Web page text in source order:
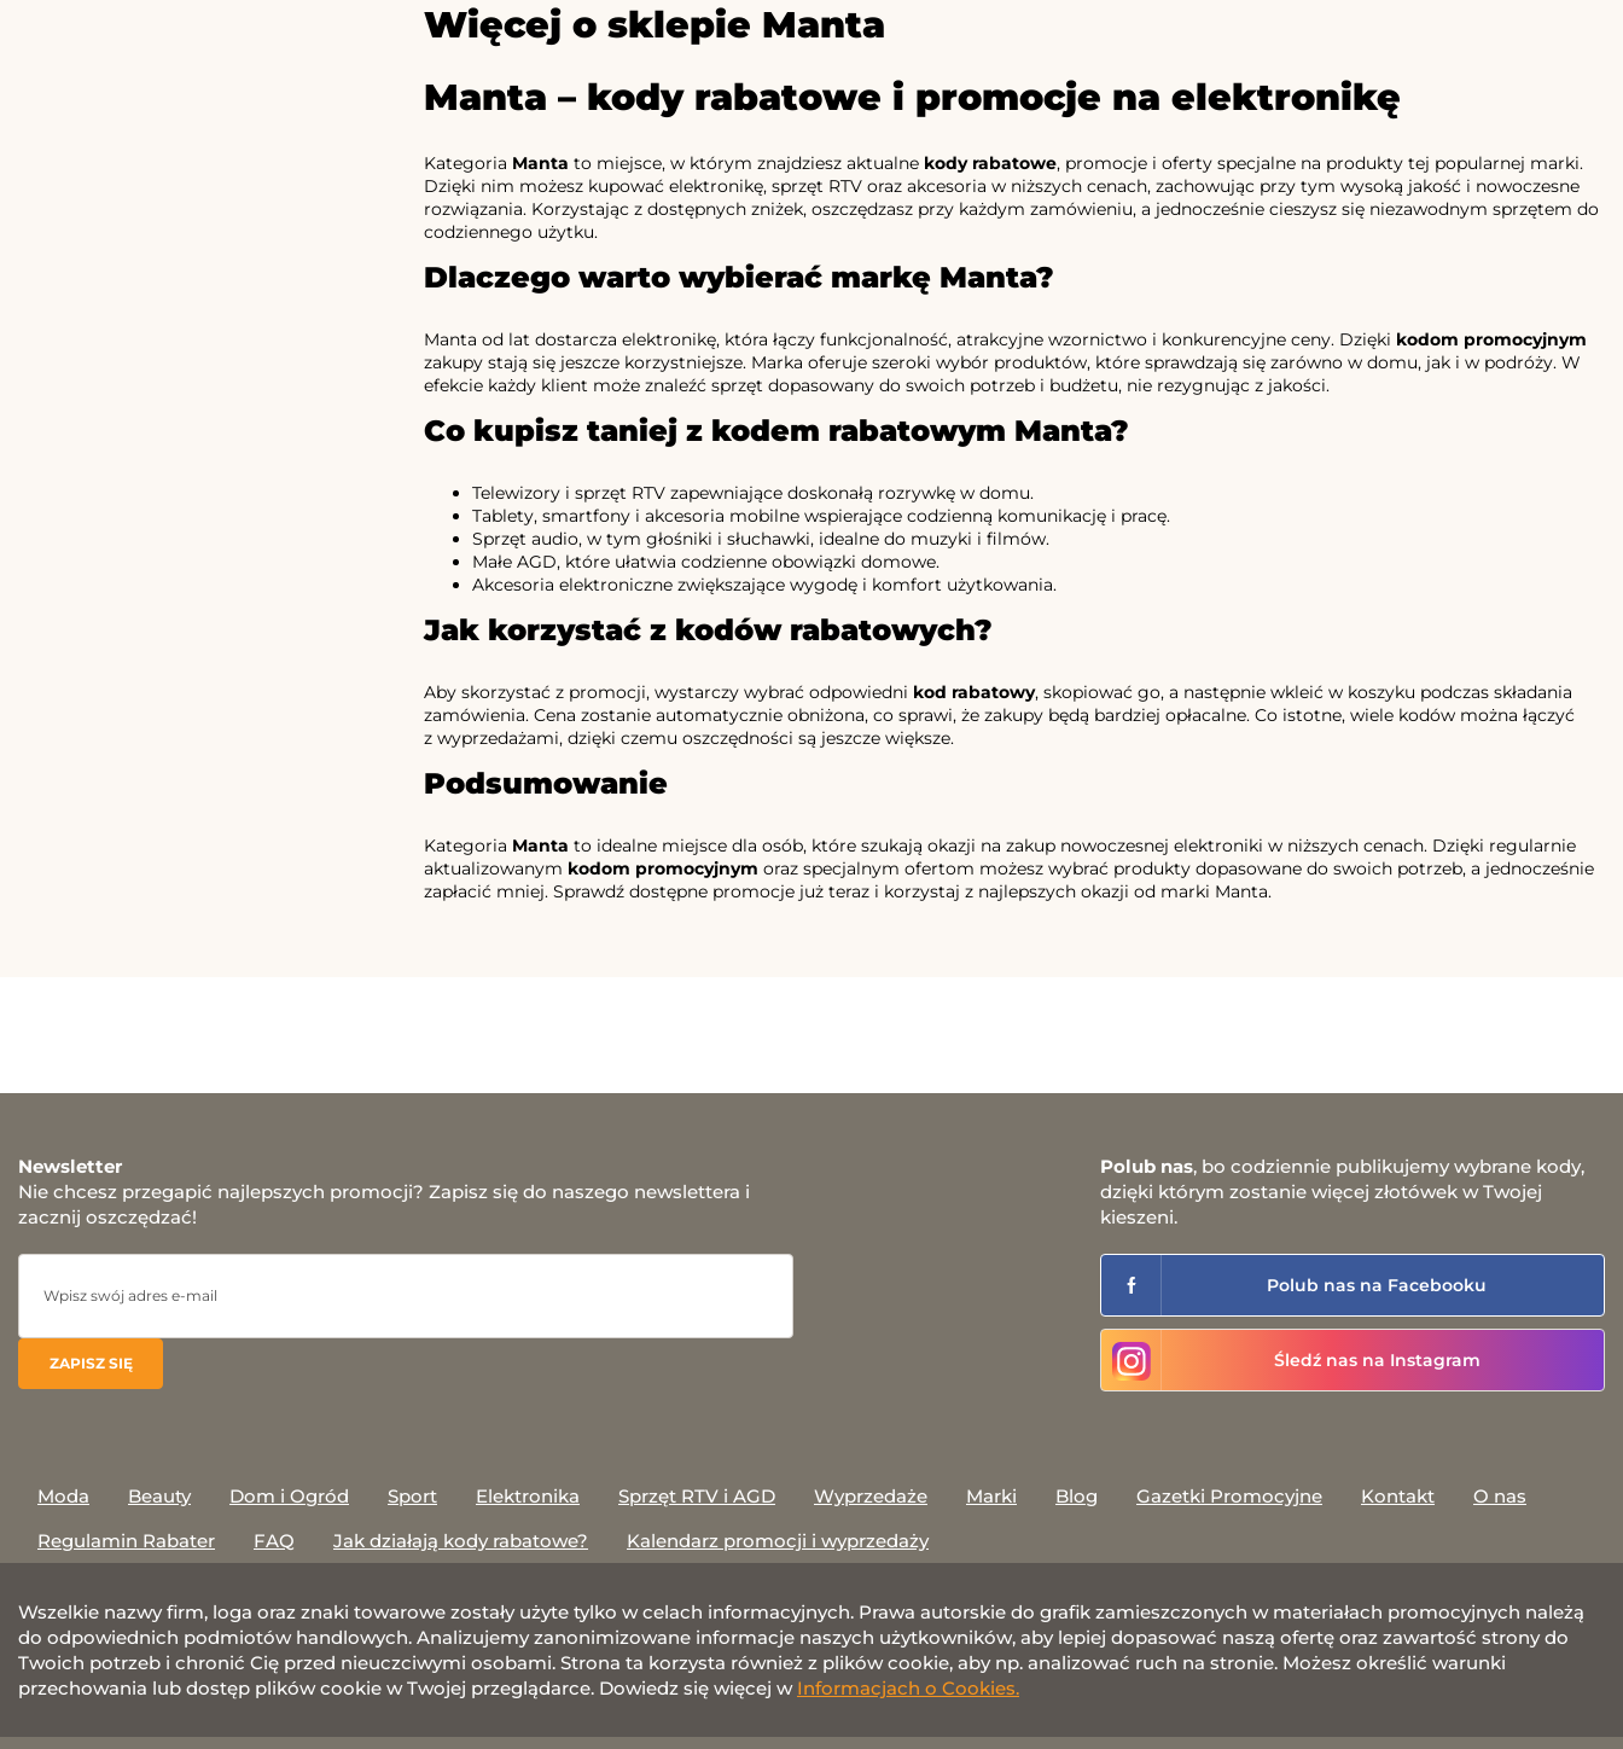
Więcej o sklepie Manta
Manta – kody rabatowe i promocje na elektronikę
Kategoria Manta to miejsce, w którym znajdziesz aktualne kody rabatowe, promocje i oferty specjalne na produkty tej popularnej marki.
Dzięki nim możesz kupować elektronikę, sprzęt RTV oraz akcesoria w niższych cenach, zachowując przy tym wysoką jakość i nowoczesne
rozwiązania. Korzystając z dostępnych zniżek, oszczędzasz przy każdym zamówieniu, a jednocześnie cieszysz się niezawodnym sprzętem do
codziennego użytku.
Dlaczego warto wybierać markę Manta?
Manta od lat dostarcza elektronikę, która łączy funkcjonalność, atrakcyjne wzornictwo i konkurencyjne ceny. Dzięki kodom promocyjnym
zakupy stają się jeszcze korzystniejsze. Marka oferuje szeroki wybór produktów, które sprawdzają się zarówno w domu, jak i w podróży. W
efekcie każdy klient może znaleźć sprzęt dopasowany do swoich potrzeb i budżetu, nie rezygnując z jakości.
Co kupisz taniej z kodem rabatowym Manta?
Telewizory i sprzęt RTV zapewniające doskonałą rozrywkę w domu.
Tablety, smartfony i akcesoria mobilne wspierające codzienną komunikację i pracę.
Sprzęt audio, w tym głośniki i słuchawki, idealne do muzyki i filmów.
Małe AGD, które ułatwia codzienne obowiązki domowe.
Akcesoria elektroniczne zwiększające wygodę i komfort użytkowania.
Jak korzystać z kodów rabatowych?
Aby skorzystać z promocji, wystarczy wybrać odpowiedni kod rabatowy, skopiować go, a następnie wkleić w koszyku podczas składania
zamówienia. Cena zostanie automatycznie obniżona, co sprawi, że zakupy będą bardziej opłacalne. Co istotne, wiele kodów można łączyć
z wyprzedażami, dzięki czemu oszczędności są jeszcze większe.
Podsumowanie
Kategoria Manta to idealne miejsce dla osób, które szukają okazji na zakup nowoczesnej elektroniki w niższych cenach. Dzięki regularnie
aktualizowanym kodom promocyjnym oraz specjalnym ofertom możesz wybrać produkty dopasowane do swoich potrzeb, a jednocześnie
zapłacić mniej. Sprawdź dostępne promocje już teraz i korzystaj z najlepszych okazji od marki Manta.
Newsletter
Nie chcesz przegapić najlepszych promocji? Zapisz się do naszego newslettera i
zacznij oszczędzać!
Polub nas, bo codziennie publikujemy wybrane kody,
dzięki którym zostanie więcej złotówek w Twojej
kieszeni.
Polub nas na Facebooku
Śledź nas na Instagram
Moda Beauty Dom i Ogród Sport Elektronika Sprzęt RTV i AGD Wyprzedaże Marki Blog Gazetki Promocyjne Kontakt
O nas
Regulamin Rabater
FAQ Jak działają kody rabatowe? Kalendarz promocji i wyprzedaży
Wszelkie nazwy firm, loga oraz znaki towarowe zostały użyte tylko w celach informacyjnych. Prawa autorskie do grafik zamieszczonych w materiałach promocyjnych należą
do odpowiednich podmiotów handlowych. Analizujemy zanonimizowane informacje naszych użytkowników, aby lepiej dopasować naszą ofertę oraz zawartość strony do
Twoich potrzeb i chronić Cię przed nieuczciwymi osobami. Strona ta korzysta również z plików cookie, aby np. analizować ruch na stronie. Możesz określić warunki
przechowania lub dostęp plików cookie w Twojej przeglądarce. Dowiedz się więcej w Informacjach o Cookies.